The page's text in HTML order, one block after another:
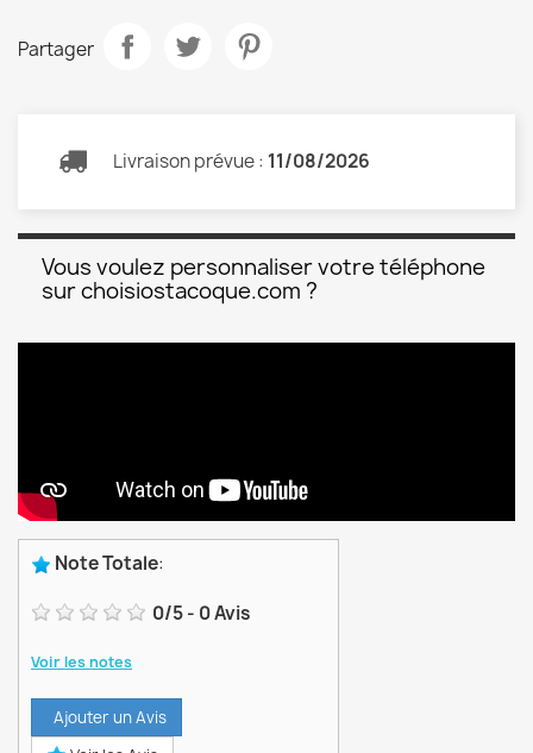
Partager
Livraison prévue : 11/08/2026
Vous voulez personnaliser votre téléphone
sur choisiostacoque.com ?
Note Totale:
0/5- 0Avis
Voir les notes
Ajouter un Avis